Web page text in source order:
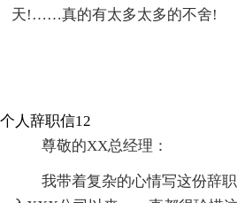
天!……真的有太多太多的不舍!
个人辞职信12
尊敬的XX总经理：
我带着复杂的心情写这份辞